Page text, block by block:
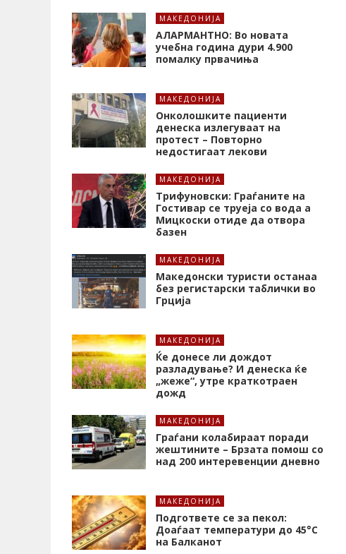
МАКЕДОНИЈА
АЛАРМАНТНО: Во новата
учебна година дури 4.900
помалку првачиња
МАКЕДОНИЈА
Онколошките пациенти
денеска излегуваат на
протест – Повторно
недостигаат лекови
МАКЕДОНИЈА
Трифуновски: Граѓаните на
Гостивар се труеја со вода а
Мицкоски отиде да отвора
базен
МАКЕДОНИЈА
Македонски туристи останаа
без регистарски таблички во
Грција
МАКЕДОНИЈА
Ќе донесе ли дождот
разладување? И денеска ќе
„жеже“, утре краткотраен
дожд
МАКЕДОНИЈА
Граѓани колабираат поради
жештините – Брзата помош со
над 200 интеревенции дневно
МАКЕДОНИЈА
Подгответе се за пекол:
Доаѓаат температури до 45°C
на Балканот